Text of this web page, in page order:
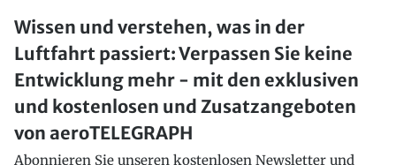
Wissen und verstehen, was in der
Luftfahrt passiert: Verpassen Sie keine
Entwicklung mehr - mit den exklusiven
und kostenlosen und Zusatzangeboten
von aeroTELEGRAPH
Abonnieren Sie unseren kostenlosen Newsletter und